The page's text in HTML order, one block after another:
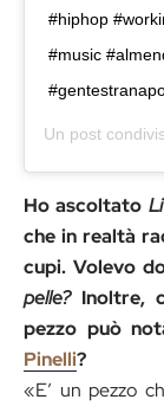
#hiphop
#music
Un post
Ho ascoltato
che in realtà
cupi. Volevo
pelle?Inoltre,
pezzo può
Pinelli?
«E’ un pezzo